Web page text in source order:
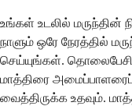
உங்கள் உடலில்
நாளும் ஒரே நேரத்தில்
செய்யுங்கள்.
மாத்திரை
வைத்திருக்க உதவும்.